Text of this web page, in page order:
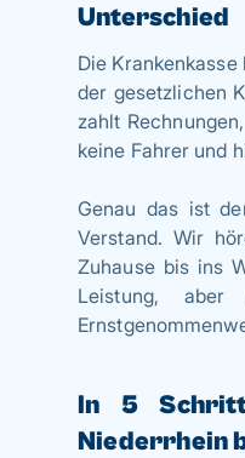
Unterschied
Die
der gesetzlichen
zahlt
keine Fahrer und
Genau das ist
Verstand. Wir
Zuhause bis ins
Leistung,
In 5
Niederrhein